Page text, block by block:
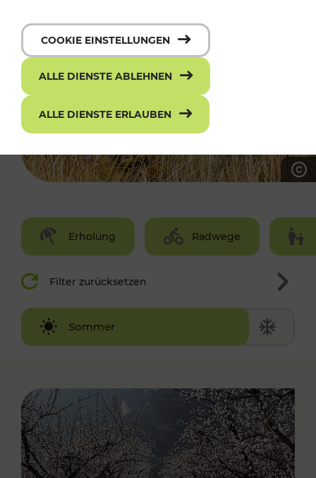
Erholung Radwege
Filter zurücksetzen
Sommer
Winter
COOKIE EINSTELLUNGEN
ALLE DIENSTE ABLEHNEN
ALLE DIENSTE ERLAUBEN